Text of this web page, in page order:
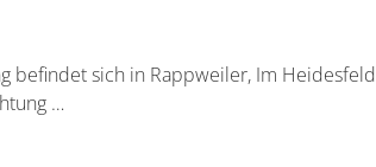
befindet sich in Rappweiler, Im Heidesfeld
…